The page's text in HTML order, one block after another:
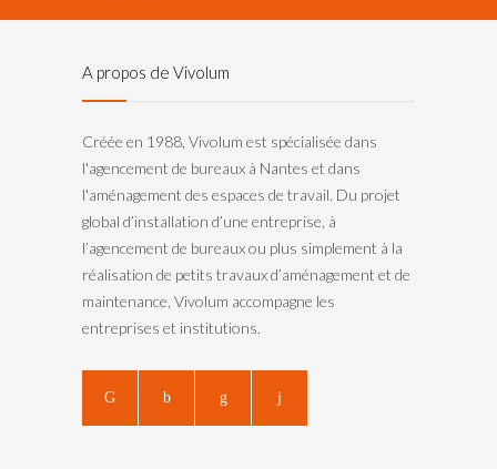
A propos de Vivolum
Créée en 1988, Vivolum est spécialisée dans
l'agencement de bureaux à Nantes et dans
l'aménagement des espaces de travail. Du projet
global d’installation d’une entreprise, à
l’agencement de bureaux ou plus simplement à la
réalisation de petits travaux d’aménagement et de
maintenance, Vivolum accompagne les
entreprises et institutions.